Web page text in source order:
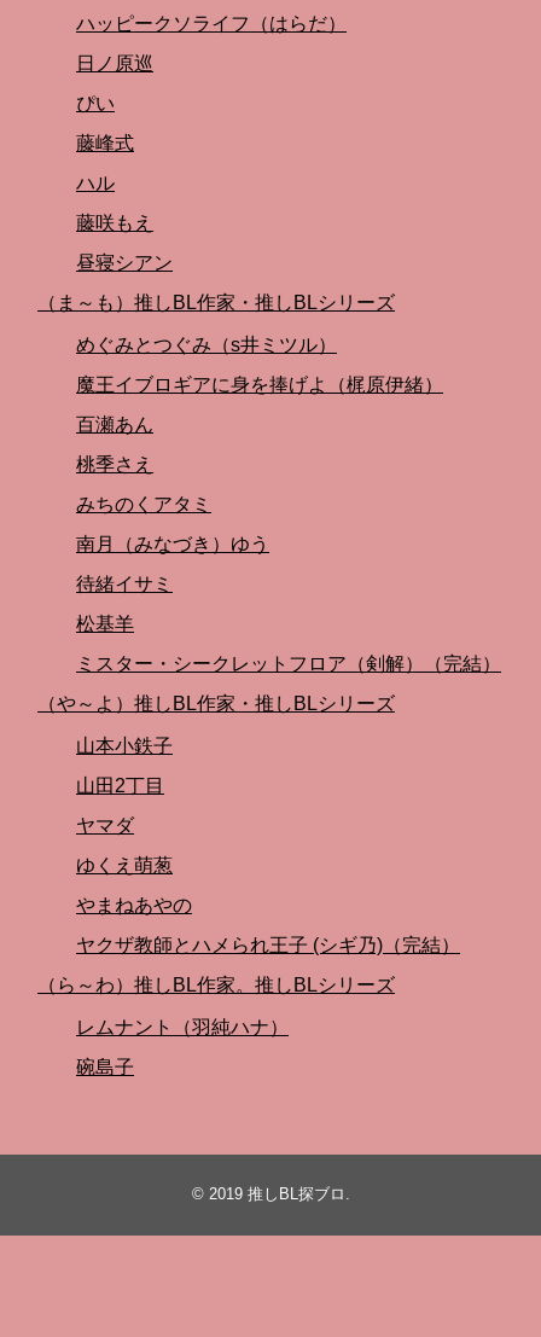
ハッピークソライフ（はらだ）
日ノ原巡
ぴい
藤峰式
ハル
藤咲もえ
昼寝シアン
（ま～も）推しBL作家・推しBLシリーズ
めぐみとつぐみ（s井ミツル）
魔王イブロギアに身を捧げよ（梶原伊緒）
百瀬あん
桃季さえ
みちのくアタミ
南月（みなづき）ゆう
待緒イサミ
松基羊
ミスター・シークレットフロア（剣解）（完結）
（や～よ）推しBL作家・推しBLシリーズ
山本小鉄子
山田2丁目
ヤマダ
ゆくえ萌葱
やまねあやの
ヤクザ教師とハメられ王子 (シギ乃)（完結）
（ら～わ）推しBL作家。推しBLシリーズ
レムナント（羽純ハナ）
碗島子
© 2019 推しBL探ブロ .